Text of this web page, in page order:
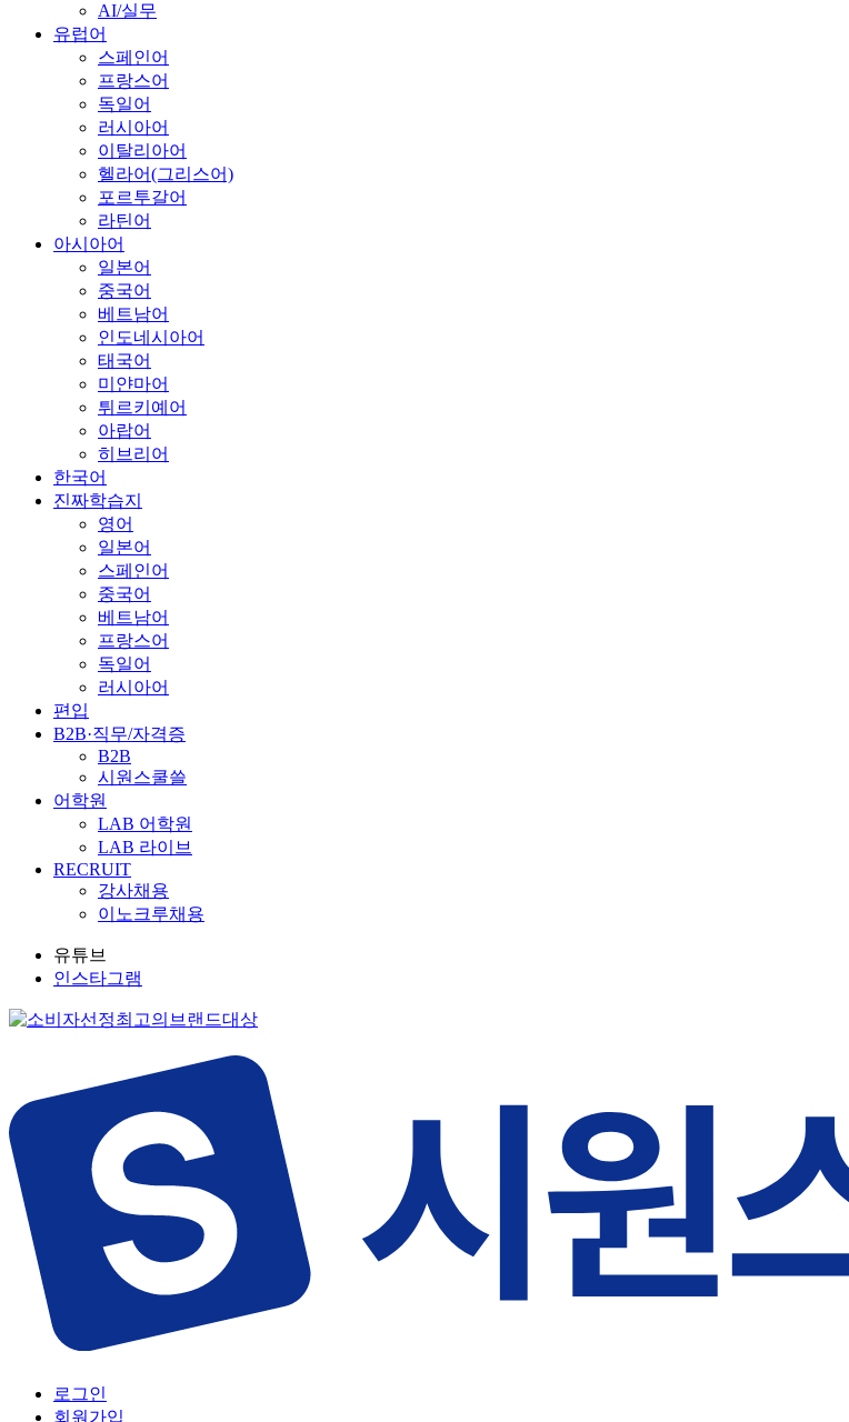
AI/실무
유럽어
스페인어
프랑스어
독일어
러시아어
이탈리아어
헬라어(그리스어)
포르투갈어
라틴어
아시아어
일본어
중국어
베트남어
인도네시아어
태국어
미얀마어
튀르키예어
아랍어
히브리어
한국어
진짜학습지
영어
일본어
스페인어
중국어
베트남어
프랑스어
독일어
러시아어
편입
B2B·직무/자격증
B2B
시원스쿨쓸
어학원
LAB 어학원
LAB 라이브
RECRUIT
강사채용
이노크루채용
유튜브
인스타그램
로그인
회원가입